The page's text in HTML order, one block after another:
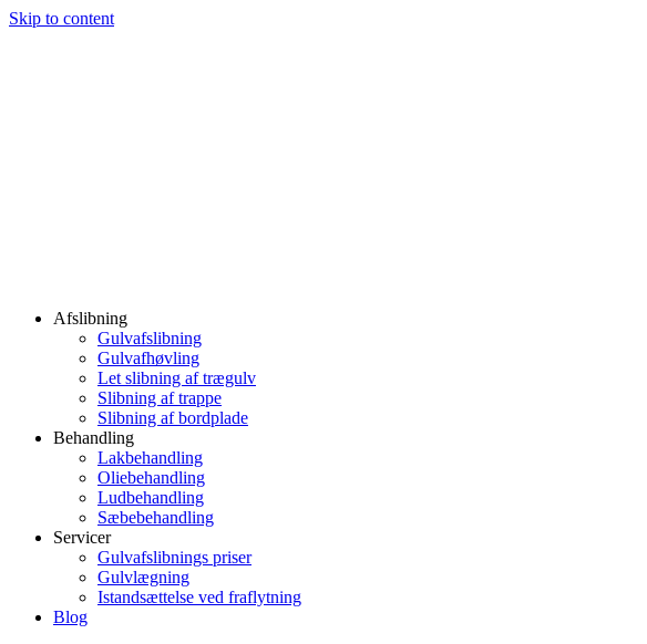
Skip to content
Afslibning
Gulvafslibning
Gulvafhøvling
Let slibning af trægulv
Slibning af trappe
Slibning af bordplade
Behandling
Lakbehandling
Oliebehandling
Ludbehandling
Sæbebehandling
Servicer
Gulvafslibnings priser
Gulvlægning
Istandsættelse ved fraflytning
Blog